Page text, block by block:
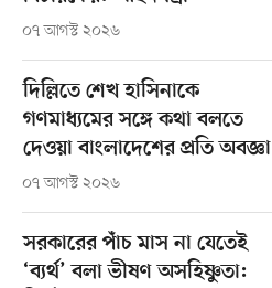
০৭ আগস্ট ২০২৬
দিল্লিতে শেখ হাসিনাকে
গণমাধ্যমের সঙ্গে কথা বলতে
দেওয়া বাংলাদেশের প্রতি অবজ্ঞা
০৭ আগস্ট ২০২৬
সরকারের পাঁচ মাস না যেতেই
‘ব্যর্থ’ বলা ভীষণ অসহিষ্ণুতা: